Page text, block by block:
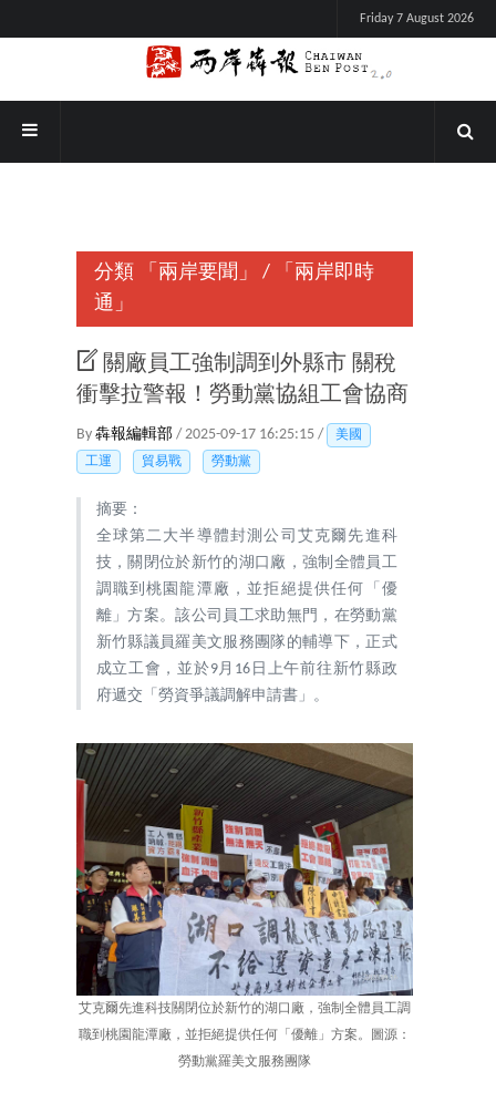
Friday 7 August 2026
分類 「兩岸要聞」 /
「兩岸即時
通」
關廠員工強制調到外縣市 關稅
衝擊拉警報！勞動黨協組工會協商
By 犇報編輯部 / 2025-09-17 16:25:15 /
美國
工運
貿易戰 勞動黨
摘要：
全球第二大半導體封測公司艾克爾先進科
技，關閉位於新竹的湖口廠，強制全體員工
調職到桃園龍潭廠，並拒絕提供任何「優
離」方案。該公司員工求助無門，在勞動黨
新竹縣議員羅美文服務團隊的輔導下，正式
成立工會，並於9月16日上午前往新竹縣政
府遞交「勞資爭議調解申請書」。
艾克爾先進科技關閉位於新竹的湖口廠，強制全體員工調
職到桃園龍潭廠，並拒絕提供任何「優離」方案。圖源：
勞動黨羅美文服務團隊